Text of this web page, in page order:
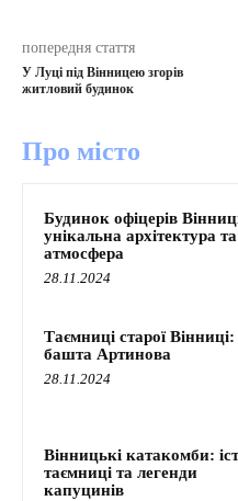
попередня стаття
У Луці під Вінницею згорів
житловий будинок
Про місто
Будинок офіцерів
унікальна архітектура та
атмосфера
28.11.2024
Таємниці старої Вінниці:
башта Артинова
28.11.2024
Вінницькі катакомби:
таємниці та легенди
капуцинів